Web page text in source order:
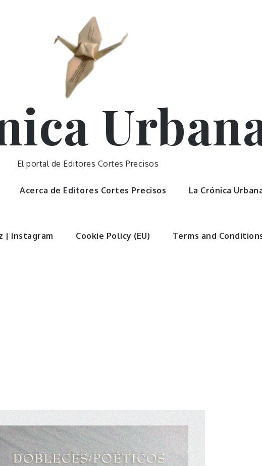
El portal de Editores Cortes Precisos
Acerca de Editores Cortes Precisos La Crónica
| Instagram Cookie Policy (EU) Terms and